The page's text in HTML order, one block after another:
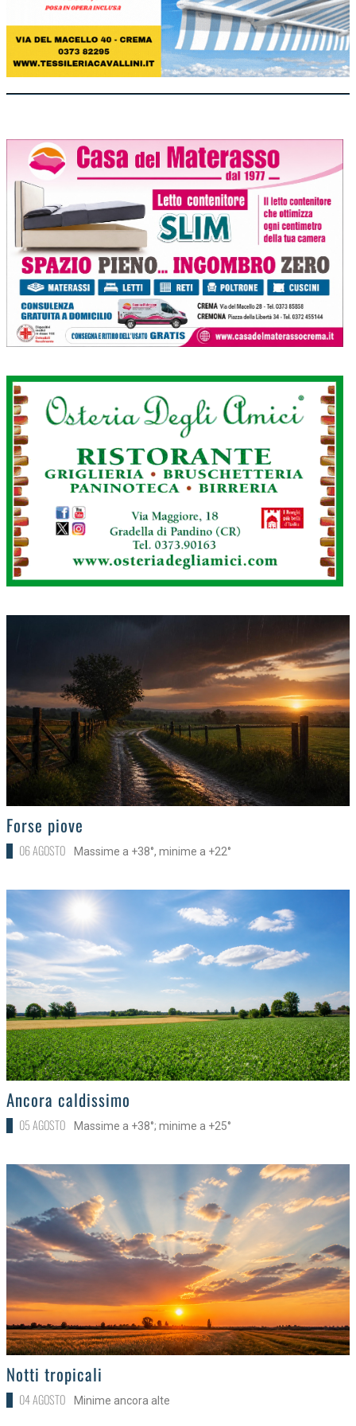
>
Forse piove
06 AGOSTO Massime a +38°, minime a +22°
>
Ancora caldissimo
05 AGOSTO Massime a +38°; minime a +25°
>
Notti tropicali
04 AGOSTO Minime ancora alte